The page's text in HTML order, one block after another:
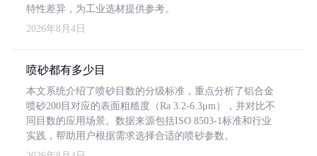
特性差异，为工业选材提供参考。
2026年8月4日
喷砂都有多少目
本文系统介绍了喷砂目数的分级标准，重点分析了铝合金
喷砂200目对应的表面粗糙度（Ra 3.2-6.3μm），并对比不
同目数的应用场景。数据来源包括ISO 8503-1标准和行业
实践，帮助用户根据需求选择合适的喷砂参数。